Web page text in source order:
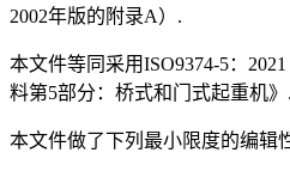
2002年版的附录A）.
本文件等同采用ISO9374-5：
料第5部分：桥式和门式起重机》.
本文件做了下列最小限度的编辑